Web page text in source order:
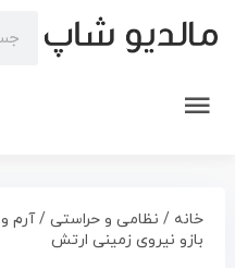
خانه / نظامی و حراستی/آرم
بازو نیروی زمینی ارتش